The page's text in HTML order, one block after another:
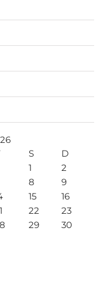
S
D
1
2
8
9
15
16
22
23
29
30